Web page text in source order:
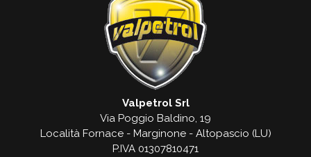
Valpetrol Srl
Via Poggio Baldino, 19
Località Fornace - Marginone - Altopascio (LU)
P.IVA 01307810471